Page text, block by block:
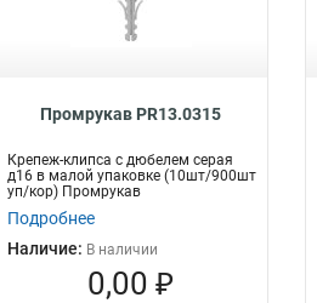
Промрукав PR13.0315
Крепеж-клипса с дюбелем серая
д16 в малой упаковке (10шт/900шт
уп/кор) Промрукав
Подробнее
Наличие: В наличии
0,00 ₽